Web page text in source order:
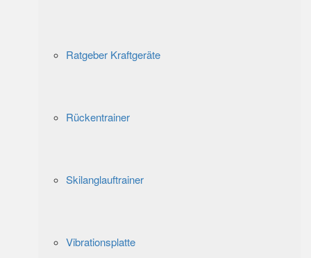
Ratgeber Kraftgeräte
Rückentrainer
Skilanglauftrainer
Vibrationsplatte